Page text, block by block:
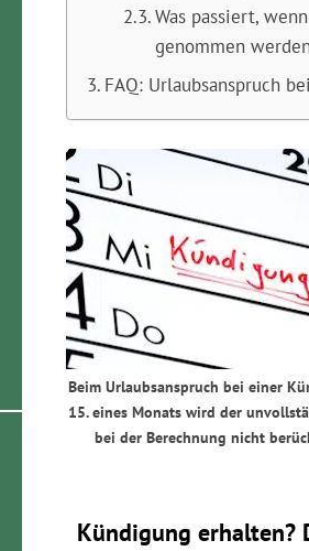
Was passiert,
genommen
FAQ: Urlaubsanspruch
Beim Urlaubsanspruch bei einer
15. eines Monats wird der
bei der Berechnung nicht
Kündigung erhalten?